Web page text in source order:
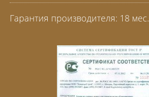
Гарантия производителя: 18 мес.